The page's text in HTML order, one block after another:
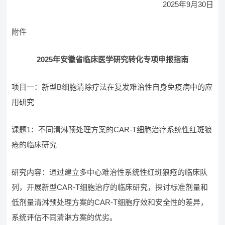
2025年9月30日
附件
2025年安徽省临床医学研究转化专项申报指南
项目一：新型B细胞清除疗法在复发难治性自身免疫病中的应
用研究
课题1：不同清淋预处理方案的CAR-T细胞治疗系统性红斑狼
疮的临床研究
研究内容：通过建立多中心难治性系统性红斑狼疮的临床队
列，开展新型CAR-T细胞治疗的临床研究，探讨标准剂量和
低剂量清淋预处理方案的CAR-T细胞疗效和安全性的差异，
系统评估不同清淋方案的优劣。